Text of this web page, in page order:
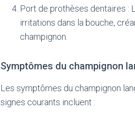
Port de prothèses dentaires :
irritations dans la bouche,
champignon.
Symptômes du champignon
Les symptômes du champignon
signes courants incluent :